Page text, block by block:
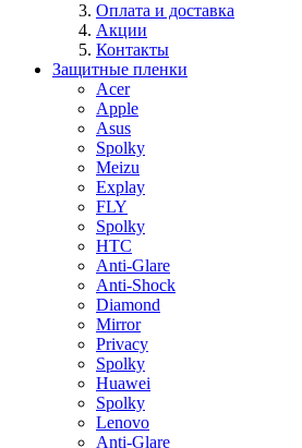
Оплата и доставка
Акции
Контакты
Защитные пленки
Acer
Apple
Asus
Spolky
Meizu
Explay
FLY
Spolky
HTC
Anti-Glare
Anti-Shock
Diamond
Mirror
Privacy
Spolky
Huawei
Spolky
Lenovo
Anti-Glare